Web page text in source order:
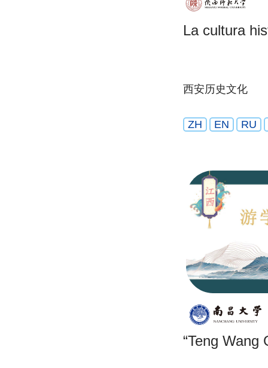
La cultura
西安历史文化
ZH EN RU